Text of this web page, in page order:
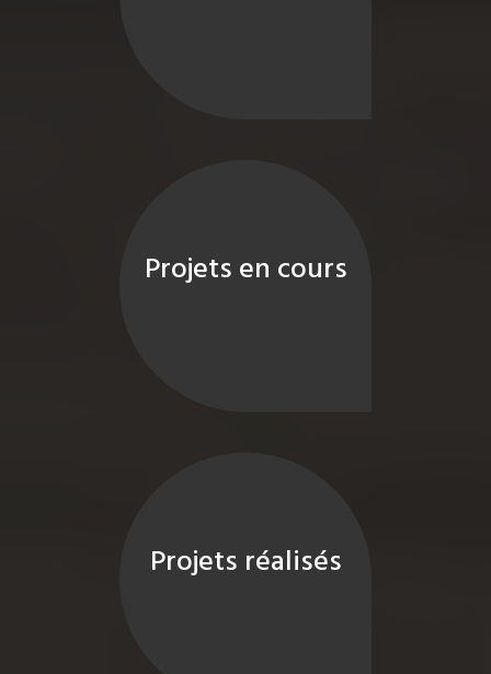
Projets en cours
Projets réalisés